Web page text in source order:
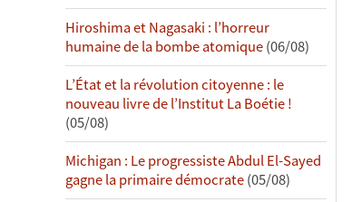
Hiroshima et Nagasaki : l’horreur
humaine de la bombe atomique(06/08)
L’État et la révolution citoyenne : le
nouveau livre de l’Institut La Boétie !
(05/08)
Michigan : Le progressiste Abdul El-Sayed
gagne la primaire démocrate(05/08)